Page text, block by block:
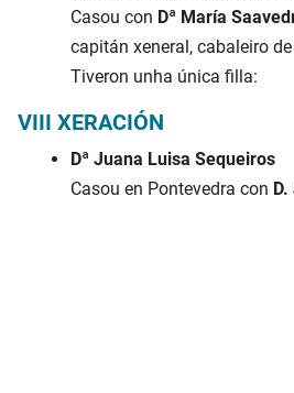
Casou con Dª María
capitán xeneral, cabaleiro
Tiveron unha única filla:
VIII XERACIÓN
Dª Juana Luisa Sequeiros
Casou en Pontevedra con